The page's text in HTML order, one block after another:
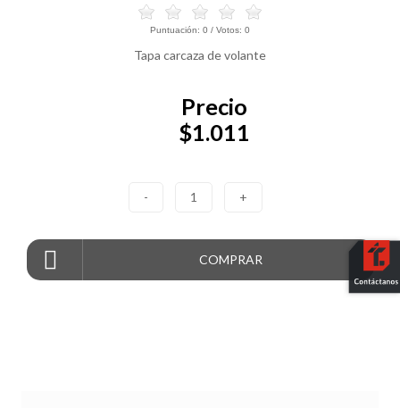
Puntuación: 0 / Votos: 0
Tapa carcaza de volante
Precio
$1.011
- 1 +
COMPRAR